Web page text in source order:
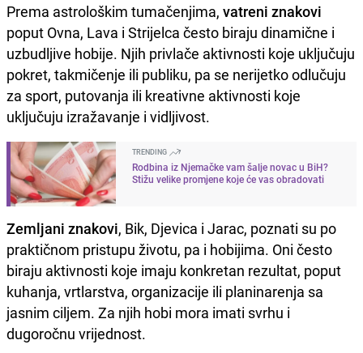
Prema astrološkim tumačenjima, vatreni znakovi
poput Ovna, Lava i Strijelca često biraju dinamične i
uzbudljive hobije. Njih privlače aktivnosti koje uključuju
pokret, takmičenje ili publiku, pa se nerijetko odlučuju
za sport, putovanja ili kreativne aktivnosti koje
uključuju izražavanje i vidljivost.
TRENDING
Rodbina iz Njemačke vam šalje novac u BiH?
Stižu velike promjene koje će vas obradovati
Zemljani znakovi, Bik, Djevica i Jarac, poznati su po
praktičnom pristupu životu, pa i hobijima. Oni često
biraju aktivnosti koje imaju konkretan rezultat, poput
kuhanja, vrtlarstva, organizacije ili planinarenja sa
jasnim ciljem. Za njih hobi mora imati svrhu i
dugoročnu vrijednost.